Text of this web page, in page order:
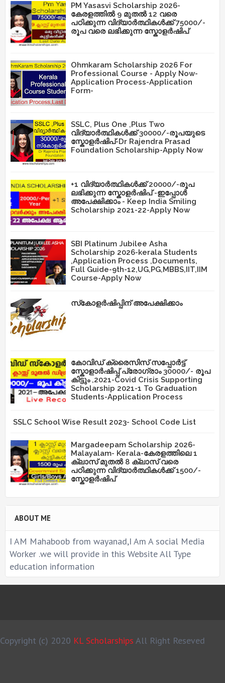
PM Yasasvi Scholarship 2026-
കേരളത്തിൽ 9 മുതൽ 12 വരെ
പഠിക്കുന്ന വിദ്യാർത്ഥികൾക്ക് 75000/-
രൂപ വരെ ലഭിക്കുന്ന സ്കോളർഷിപ്
Ohmkaram Scholarship 2026 For
Professional Course - Apply Now-
Application Process-Application
Form-
SSLC, Plus One ,Plus Two
വിദ്യാർത്ഥികൾക്ക് 30000/-രൂപയുടെ
സ്കോളർഷിപ്-Dr Rajendra Prasad
Foundation Scholarship-Apply Now
+1 വിദ്യാർത്ഥികൾക്ക് 20000/-രൂപ
ലഭിക്കുന്ന സ്കോളർഷിപ് -ഇപ്പോൾ
അപേക്ഷിക്കാം - Keep India Smiling
Scholarship 2021-22-Apply Now
SBI Platinum Jubilee Asha
Scholarship 2026-kerala Students
,Application Process ,Documents,
Full Guide-9th-12,UG,PG,MBBS,IIT,IIM
Course-Apply Now
സ്‌കോളർഷിപ്പിന് അപേക്ഷിക്കാം
കോവിഡ് ക്രൈസിസ് സപ്പോർട്ട്
സ്കോളാർഷിപ്പ് പ്രോഗ്രാം 30000/- രൂപ
കിട്ടും ,2021-Covid Crisis Supporting
Scholarship 2021-1 To Graduation
Students-Application Process
SSLC School Wise Result 2023- School Code List
Margadeepam Scholarship 2026-
Malayalam- Kerala-കേരളത്തിലെ 1
ക്ലാസ് മുതൽ 8 ക്ലാസ് വരെ
പഠിക്കുന്ന വിദ്യാർത്ഥികൾക്ക് 1500/-
സ്കോളർഷിപ്
ABOUT ME
I AM Mahaboob from wayanad,I Am A social Media
Worker .we will provide in this Website All Type
education information
Copyright (c) 2020 KL Scholarships All Right Reseved